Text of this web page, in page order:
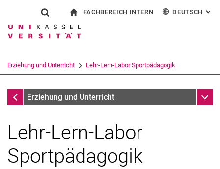
Springe direkt zu: Inhalt
Springe direkt zu: Suche
Springe direkt zu:
Suchformular
Suchbegriff
Suchen (öffnet externen Link in einem
FACHBEREICH INTERN DEUTSCH :
Erziehung und Unterricht Lehr-Lern-Labor Sportpädagogik
Erziehung und Unterricht
Erziehung und Unterricht
Lehr-Lern-Labor
Sportpädagogik